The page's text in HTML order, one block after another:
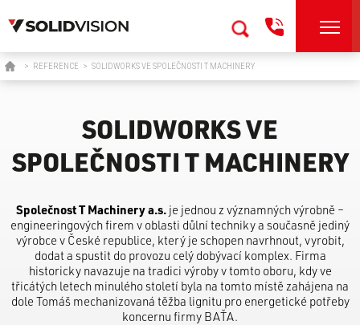
> REFERENCE > SOLIDWORKS VE SPOLEČNOSTI T MACHINERY
SOLIDWORKS VE
SPOLEČNOSTI T MACHINERY
Společnost T Machinery a.s. je jednou z významných výrobně –
engineeringových firem v oblasti důlní techniky a současně jediný
výrobce v České republice, který je schopen navrhnout, vyrobit,
dodat a spustit do provozu celý dobývací komplex. Firma
historicky navazuje na tradici výroby v tomto oboru, kdy ve
třicátých letech minulého století byla na tomto místě zahájena na
dole Tomáš mechanizovaná těžba lignitu pro energetické potřeby
koncernu firmy BAŤA.